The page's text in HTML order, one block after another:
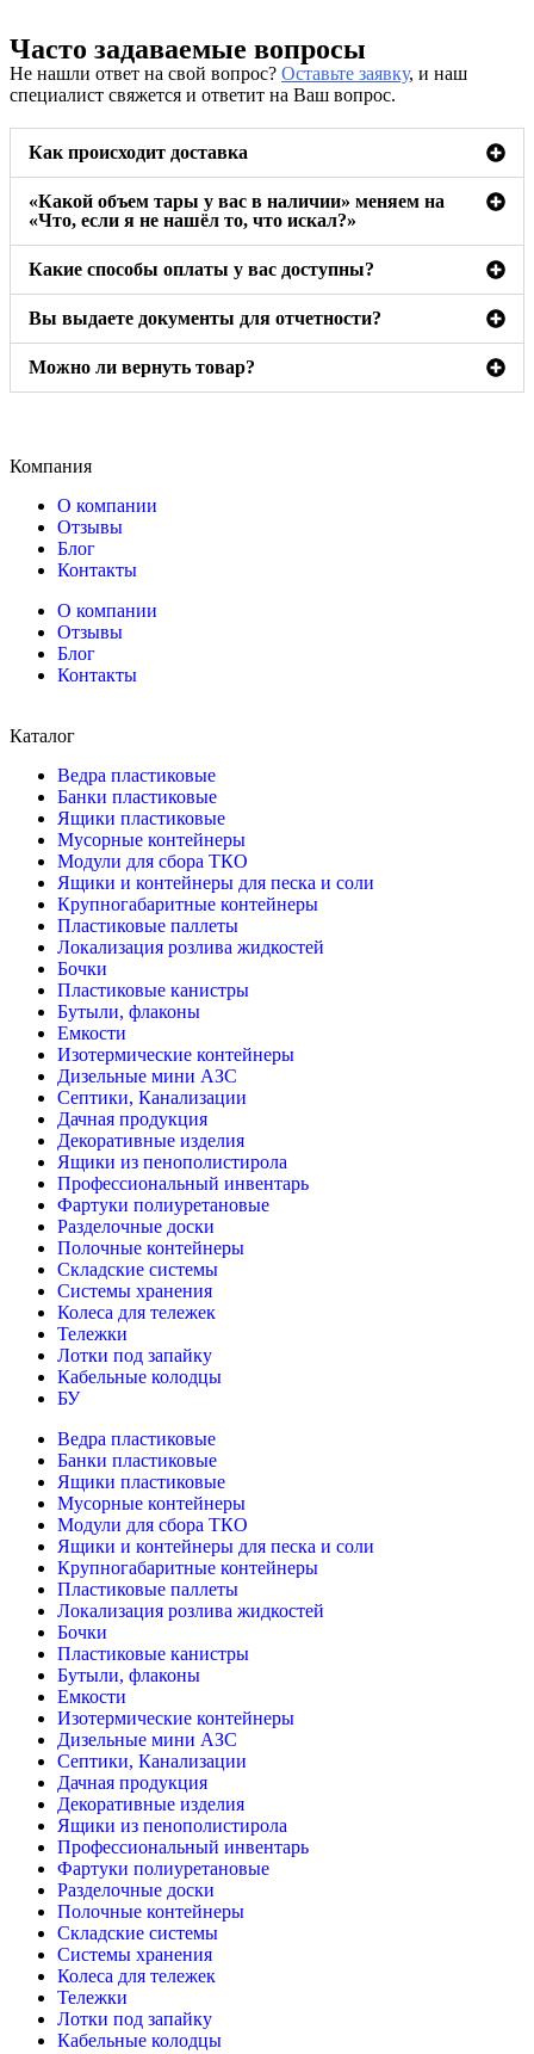
Часто задаваемые вопросы
Не нашли ответ на свой вопрос? Оставьте заявку, и наш
специалист свяжется и ответит на Ваш вопрос.
Как происходит доставка
«Какой объем тары у вас в наличии» меняем на
«Что, если я не нашёл то, что искал?»
Какие способы оплаты у вас доступны?
Вы выдаете документы для отчетности?
Можно ли вернуть товар?
Компания
О компании
Отзывы
Блог
Контакты
О компании
Отзывы
Блог
Контакты
Каталог
Ведра пластиковые
Банки пластиковые
Ящики пластиковые
Мусорные контейнеры
Модули для сбора ТКО
Ящики и контейнеры для песка и соли
Крупногабаритные контейнеры
Пластиковые паллеты
Локализация розлива жидкостей
Бочки
Пластиковые канистры
Бутыли, флаконы
Емкости
Изотермические контейнеры
Дизельные мини АЗС
Септики, Канализации
Дачная продукция
Декоративные изделия
Ящики из пенополистирола
Профессиональный инвентарь
Фартуки полиуретановые
Разделочные доски
Полочные контейнеры
Складские системы
Системы хранения
Колеса для тележек
Тележки
Лотки под запайку
Кабельные колодцы
БУ
Ведра пластиковые
Банки пластиковые
Ящики пластиковые
Мусорные контейнеры
Модули для сбора ТКО
Ящики и контейнеры для песка и соли
Крупногабаритные контейнеры
Пластиковые паллеты
Локализация розлива жидкостей
Бочки
Пластиковые канистры
Бутыли, флаконы
Емкости
Изотермические контейнеры
Дизельные мини АЗС
Септики, Канализации
Дачная продукция
Декоративные изделия
Ящики из пенополистирола
Профессиональный инвентарь
Фартуки полиуретановые
Разделочные доски
Полочные контейнеры
Складские системы
Системы хранения
Колеса для тележек
Тележки
Лотки под запайку
Кабельные колодцы